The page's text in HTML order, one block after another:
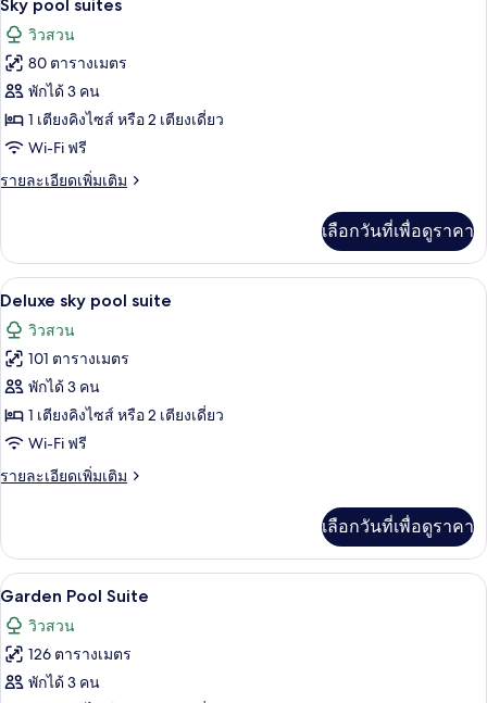
ภาพถ่าย
ทั้งหมด
ของ
Sky
pool
suites
Sky pool suites
วิวสวน
80 ตารางเมตร
พักได้ 3 คน
1 เตียงคิงไซส์ หรือ 2 เตียงเดี่ยว
Wi-Fi ฟรี
รายละเอียดเพิ่มเติม
ราย
เกี่ยว
กับ
Sky
suites
เลือกวันที่เพื่อดูราคา
เปิด
ภาพถ่าย
ทั้งหมด
ของ
Deluxe
sky
suite
Deluxe sky pool suite | ลานระเบียง/น
9
Deluxe sky pool suite
วิวสวน
101 ตารางเมตร
พักได้ 3 คน
1 เตียงคิงไซส์ หรือ 2 เตียงเดี่ยว
Wi-Fi ฟรี
รายละเอียดเพิ่มเติม
ราย
เกี่ยว
กับ
Deluxe
pool
suite
เลือกวันที่เพื่อดูราคา
เปิด
ภาพถ่าย
ทั้งหมด
ของ
6
Garden Pool Suite
วิวสวน
126 ตารางเมตร
พักได้ 3 คน